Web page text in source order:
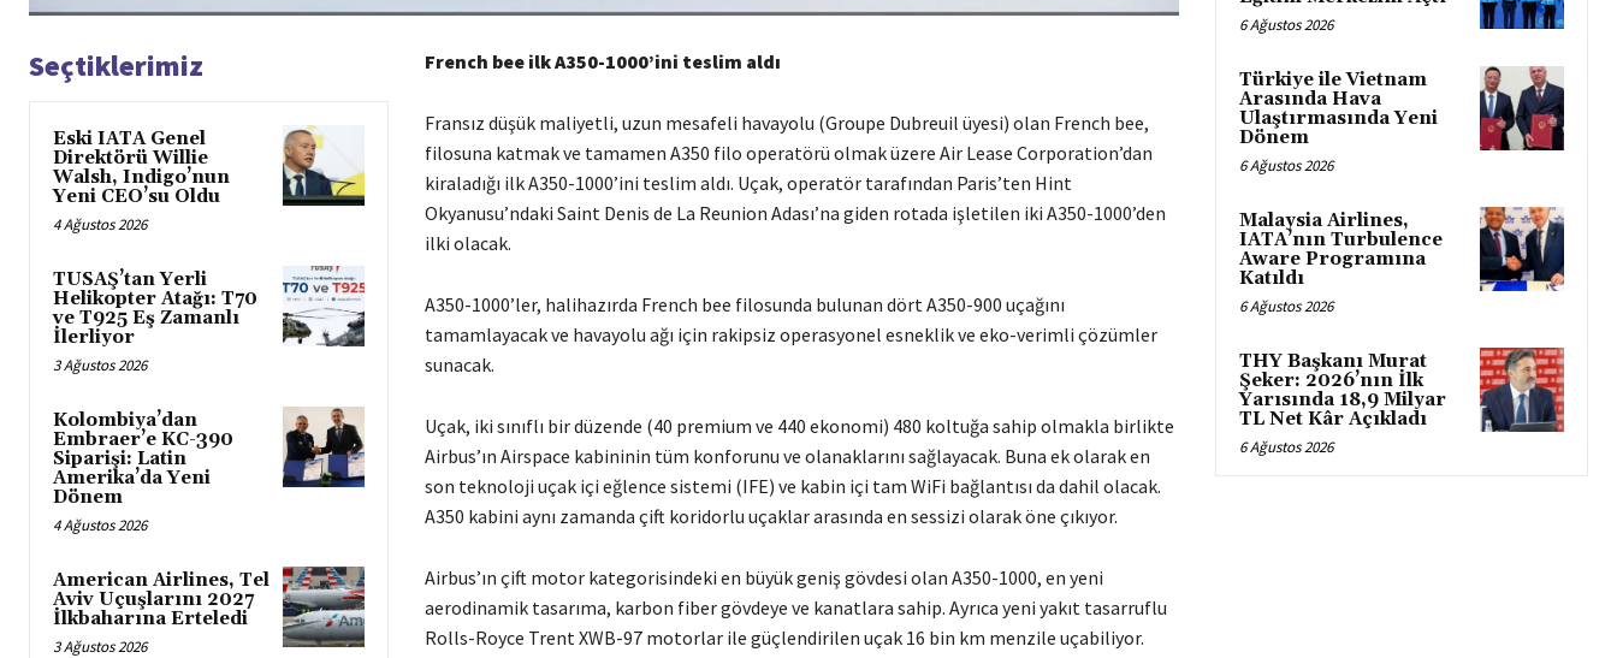
Seçtiklerimiz
Eski IATA Genel
Direktörü Willie
Walsh, Indigo’nun
Yeni CEO’su Oldu
4 Ağustos 2026
TUSAŞ’tan Yerli
Helikopter Atağı: T70
ve T925 Eş Zamanlı
İlerliyor
3 Ağustos 2026
Kolombiya’dan
Embraer’e KC-390
Siparişi: Latin
Amerika’da Yeni
Dönem
4 Ağustos 2026
American Airlines, Tel
Aviv Uçuşlarını 2027
İlkbaharına Erteledi
3 Ağustos 2026
French bee ilk A350-1000’ini teslim aldı
Fransız düşük maliyetli, uzun mesafeli havayolu (Groupe Dubreuil üyesi) olan French bee,
filosuna katmak ve tamamen A350 filo operatörü olmak üzere Air Lease Corporation’dan
kiraladığı ilk A350-1000’ini teslim aldı. Uçak, operatör tarafından Paris’ten Hint
Okyanusu’ndaki Saint Denis de La Reunion Adası’na giden rotada işletilen iki A350-1000’den
ilki olacak.
A350-1000’ler, halihazırda French bee filosunda bulunan dört A350-900 uçağını
tamamlayacak ve havayolu ağı için rakipsiz operasyonel esneklik ve eko-verimli çözümler
sunacak.
Uçak, iki sınıflı bir düzende (40 premium ve 440 ekonomi) 480 koltuğa sahip olmakla birlikte
Airbus’ın Airspace kabininin tüm konforunu ve olanaklarını sağlayacak. Buna ek olarak en
son teknoloji uçak içi eğlence sistemi (IFE) ve kabin içi tam WiFi bağlantısı da dahil olacak.
A350 kabini aynı zamanda çift koridorlu uçaklar arasında en sessizi olarak öne çıkıyor.
Airbus’ın çift motor kategorisindeki en büyük geniş gövdesi olan A350-1000, en yeni
aerodinamik tasarıma, karbon fiber gövdeye ve kanatlara sahip. Ayrıca yeni yakıt tasarruflu
Rolls-Royce Trent XWB-97 motorlar ile güçlendirilen uçak 16 bin km menzile uçabiliyor.
6 Ağustos 2026
Türkiye ile Vietnam
Arasında Hava
Ulaştırmasında Yeni
Dönem
6 Ağustos 2026
Malaysia Airlines,
IATA’nın Turbulence
Aware Programına
Katıldı
6 Ağustos 2026
THY Başkanı Murat
Şeker: 2026’nın İlk
Yarısında 18,9 Milyar
TL Net Kâr Açıkladı
6 Ağustos 2026